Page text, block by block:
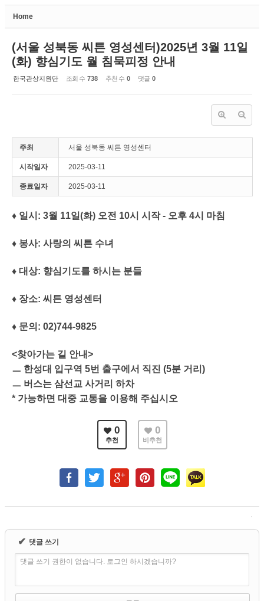
Home
(서울 성북동 씨튼 영성센터)2025년 3월 11일
(화) 향심기도 월 침묵피정 안내
한국관상지원단 조회 수 738 추천 수 0 댓글 0
주최 서울 성북동 씨튼 영성센터
시작일자 2025-03-11
종료일자 2025-03-11
♦ 일시: 3월 11일(화) 오전 10시 시작 - 오후 4시 마침
♦ 봉사: 사랑의 씨튼 수녀
♦ 대상: 향심기도를 하시는 분들
♦ 장소: 씨튼 영성센터
♦ 문의: 02)744-9825
<찾아가는 길 안내>
ㅡ 한성대 입구역 5번 출구에서 직진 (5분 거리)
ㅡ 버스는 삼선교 사거리 하차
* 가능하면 대중 교통을 이용해 주십시오
0
추천
0
비추천
✔ 댓글 쓰기
댓글 쓰기 권한이 없습니다. 로그인 하시겠습니까?
Sketchbook5, 스케치북5
Sketchbook5, 스케치북5